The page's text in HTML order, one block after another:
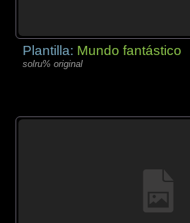
Plantilla: Mundo fantástico
solru% original